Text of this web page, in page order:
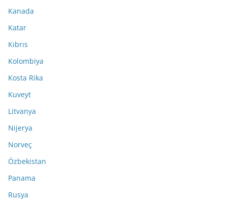
Kanada
Katar
Kıbrıs
Kolombiya
Kosta Rika
Kuveyt
Litvanya
Nijerya
Norveç
Özbekistan
Panama
Rusya